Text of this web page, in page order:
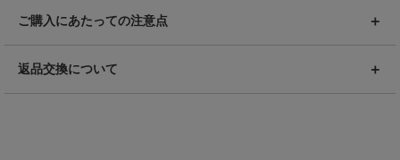
ご購入にあたっての注意点
返品交換について